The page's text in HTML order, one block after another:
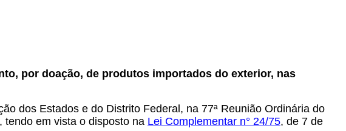
por doação, de produtos importados do exterior, nas
dos Estados e do Distrito Federal, na 77ª Reunião Ordinária do
tendo em vista o disposto na Lei Complementar n° 24/75, de 7 de